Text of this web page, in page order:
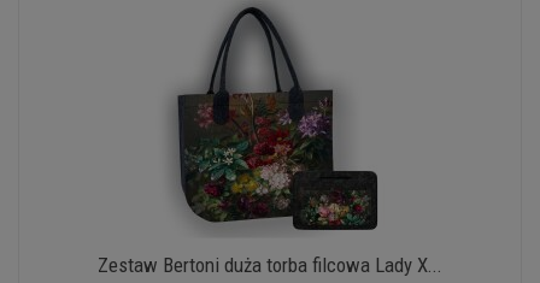
Zestaw Bertoni duża torba filcowa Lady X...